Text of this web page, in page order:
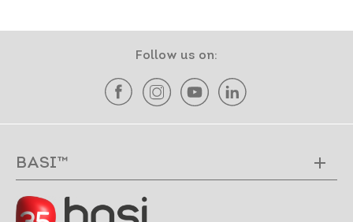
Follow us on:
BASI™